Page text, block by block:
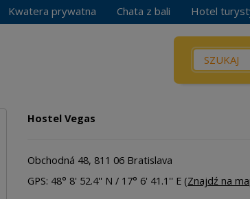
Kwatera prywatna Chata z bali Hotel
Co? /
Hostel Vegas
Obchodná 48, 811 06 Bratislava
GPS: 48° 8' 52.4'' N / 17° 6' 41.1'' E (Znajdź na